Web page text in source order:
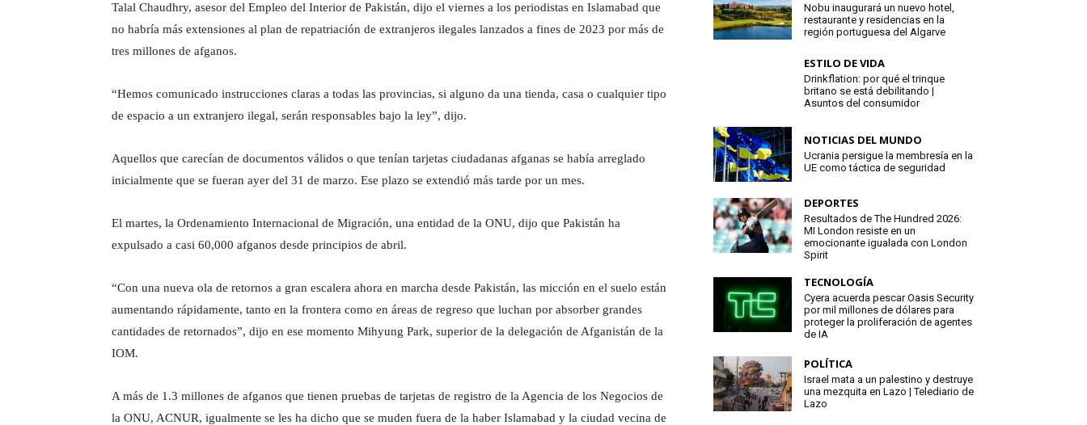
Talal Chaudhry, asesor del Empleo del Interior de Pakistán, dijo el viernes a los periodistas en Islamabad que
no habría más extensiones al plan de repatriación de extranjeros ilegales lanzados a fines de 2023 por más de
tres millones de afganos.
“Hemos comunicado instrucciones claras a todas las provincias, si alguno da una tienda, casa o cualquier tipo
de espacio a un extranjero ilegal, serán responsables bajo la ley”, dijo.
Aquellos que carecían de documentos válidos o que tenían tarjetas ciudadanas afganas se había arreglado
inicialmente que se fueran ayer del 31 de marzo. Ese plazo se extendió más tarde por un mes.
El martes, la Ordenamiento Internacional de Migración, una entidad de la ONU, dijo que Pakistán ha
expulsado a casi 60,000 afganos desde principios de abril.
“Con una nueva ola de retornos a gran escalera ahora en marcha desde Pakistán, las micción en el suelo están
aumentando rápidamente, tanto en la frontera como en áreas de regreso que luchan por absorber grandes
cantidades de retornados”, dijo en ese momento Mihyung Park, superior de la delegación de Afganistán de la
IOM.
A más de 1.3 millones de afganos que tienen pruebas de tarjetas de registro de la Agencia de los Negocios de
la ONU, ACNUR, igualmente se les ha dicho que se muden fuera de la haber Islamabad y la ciudad vecina de
Nobu inaugurará un nuevo hotel,
restaurante y residencias en la
región portuguesa del Algarve
ESTILO DE VIDA
Drinkflation: por qué el trinque
britano se está debilitando |
Asuntos del consumidor
NOTICIAS DEL MUNDO
Ucrania persigue la membresía en la
UE como táctica de seguridad
DEPORTES
Resultados de The Hundred 2026:
MI London resiste en un
emocionante igualada con London
Spirit
TECNOLOGÍA
Cyera acuerda pescar Oasis Security
por mil millones de dólares para
proteger la proliferación de agentes
de IA
POLÍTICA
Israel mata a un palestino y destruye
una mezquita en Lazo | Telediario de
Lazo